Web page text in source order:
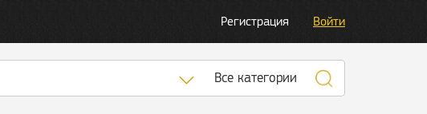
Регистрация Войти
Список категорий
Все категории